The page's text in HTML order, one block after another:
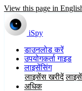
View this page in
iSpy
डाउनलोड करें
उपयोगकर्ता गाइड
लाइसेंसिंग
लाइसेंस खरीदें
अधिक